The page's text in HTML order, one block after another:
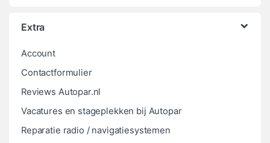
Extra
Account
Contactformulier
Reviews Autopar.nl
Vacatures en stageplekken bij Autopar
Reparatie radio / navigatiesystemen